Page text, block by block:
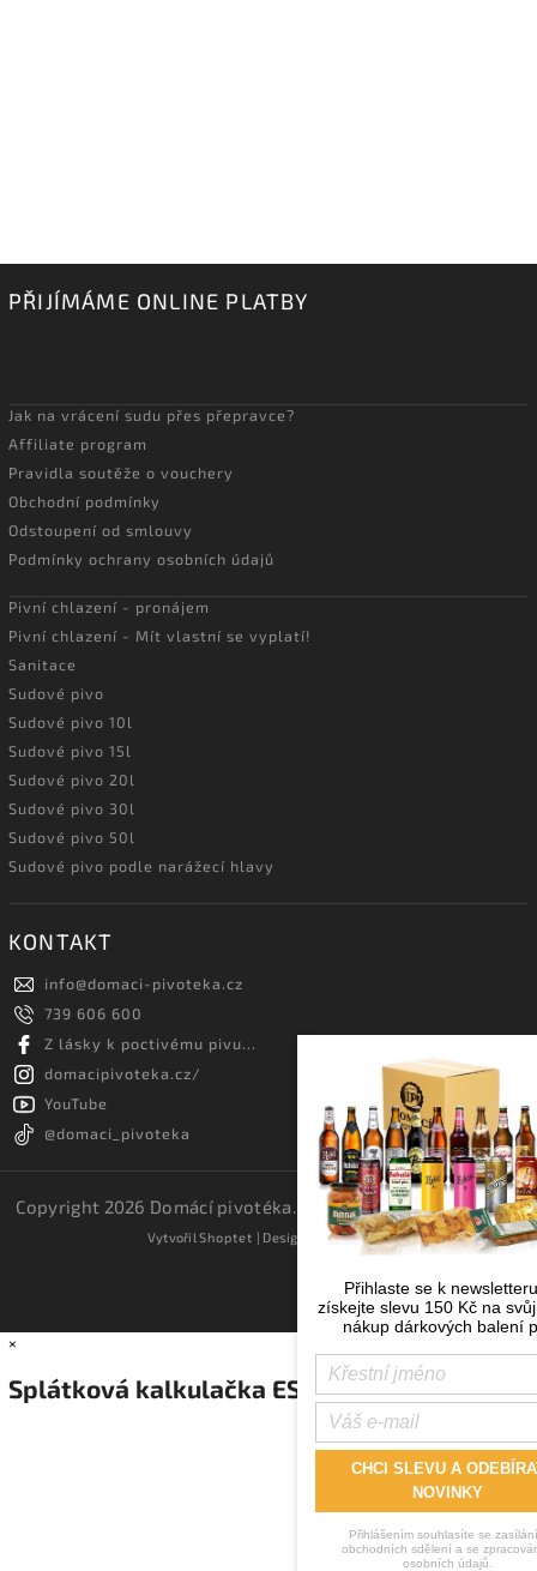
PŘIJÍMÁME ONLINE PLATBY
Jak na vrácení sudu přes přepravce?
Affiliate program
Pravidla soutěže o vouchery
Obchodní podmínky
Odstoupení od smlouvy
Podmínky ochrany osobních údajů
Pivní chlazení - pronájem
Pivní chlazení - Mít vlastní se vyplatí!
Sanitace
Sudové pivo
Sudové pivo 10l
Sudové pivo 15l
Sudové pivo 20l
Sudové pivo 30l
Sudové pivo 50l
Sudové pivo podle narážecí hlavy
KONTAKT
info@domaci-pivoteka.cz
739 606 600
Z lásky k poctivému pivu...
domacipivoteka.cz/
YouTube
@domaci_pivoteka
Copyright 2026 Domácí pivotéka. Všechna práva vyhrazena.
VytvořilShoptet | Design Shoptak.cz.
×
Splátková kalkulačka ESSOX
Přihlaste se k
získejte slevu 150 Kč na
nákup dárkových balení
CHCI SLEVU A
NOVINKY
Přihlášením souhlasíte se
obchodních sdělení a se
osobních údajů.